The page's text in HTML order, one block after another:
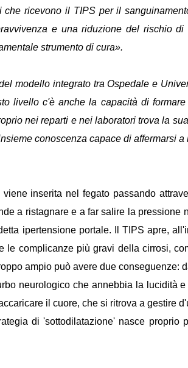
che ricevono il TIPS per il
e una riduzione del rischio
strumento di cura».
modello integrato tra Ospedale e
livello c'è anche la capacità di
nei reparti e nei laboratori trova la
conoscenza capace di affermarsi
viene inserita nel fegato passando
a ristagnare e a far salire la
ipertensione portale. Il TIPS apre,
le complicanze più gravi della cirrosi,
ampio può avere due conseguenze:
neurologico che annebbia la lucidità
il cuore, che si ritrova a gestire
di 'sottodilatazione' nasce